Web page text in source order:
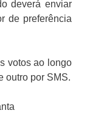
deverá enviar
de preferência
votos ao longo
outro por SMS.